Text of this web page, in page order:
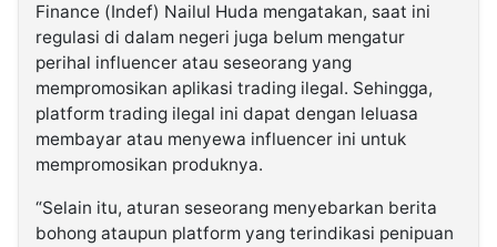
Finance (Indef) Nailul Huda mengatakan, saat ini
regulasi di dalam negeri juga belum mengatur
perihal influencer atau seseorang yang
mempromosikan aplikasi trading ilegal. Sehingga,
platform trading ilegal ini dapat dengan leluasa
membayar atau menyewa influencer ini untuk
mempromosikan produknya.
“Selain itu, aturan seseorang menyebarkan berita
bohong ataupun platform yang terindikasi penipuan